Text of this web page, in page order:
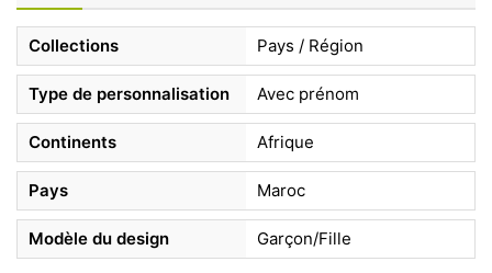
Collections Pays / Région
Type de personnalisation Avec prénom
Continents Afrique
Pays Maroc
Modèle du design Garçon/Fille